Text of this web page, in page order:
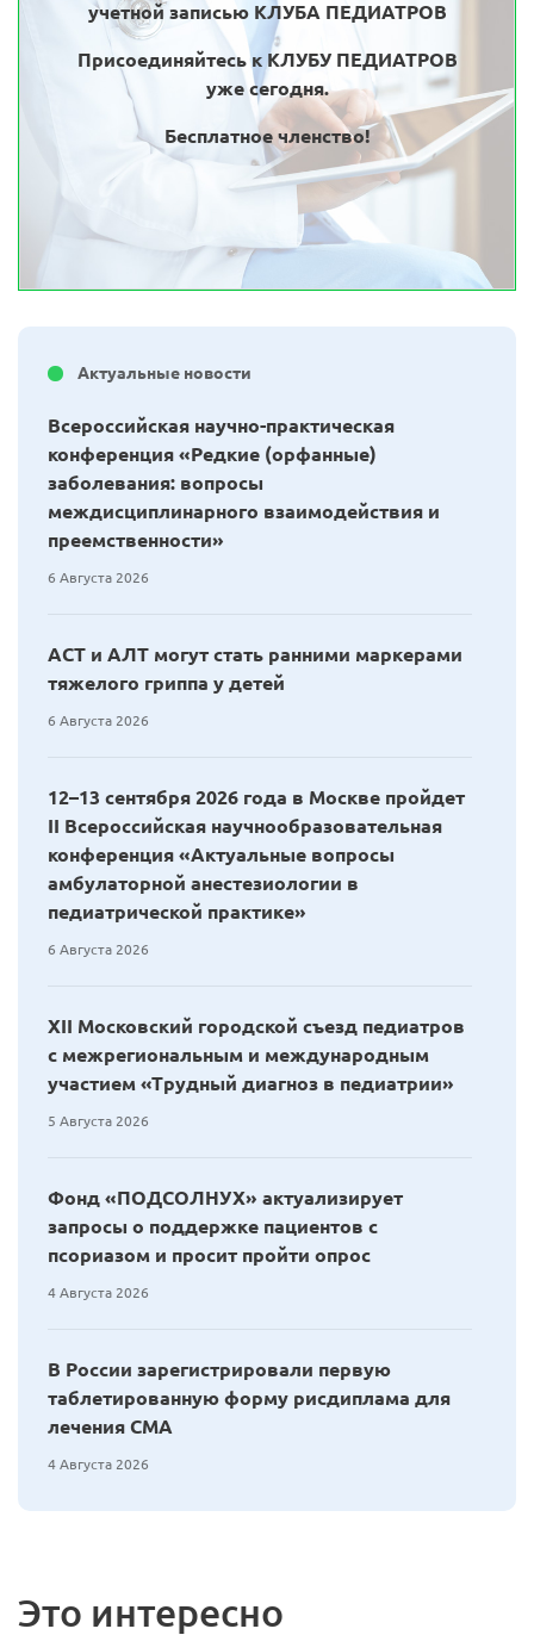
учетной записью КЛУБА ПЕДИАТРОВ
Присоединяйтесь к КЛУБУ ПЕДИАТРОВ
уже сегодня.
Бесплатное членство!
Актуальные новости
Всероссийская научно-практическая
конференция «Редкие (орфанные)
заболевания: вопросы
междисциплинарного взаимодействия и
преемственности»
6 Августа 2026
АСТ и АЛТ могут стать ранними маркерами
тяжелого гриппа у детей
6 Августа 2026
12–13 сентября 2026 года в Москве пройдет
II Всероссийская научнообразовательная
конференция «Актуальные вопросы
амбулаторной анестезиологии в
педиатрической практике»
6 Августа 2026
XII Московский городской съезд педиатров
с межрегиональным и международным
участием «Трудный диагноз в педиатрии»
5 Августа 2026
Фонд «ПОДСОЛНУХ» актуализирует
запросы о поддержке пациентов с
псориазом и просит пройти опрос
4 Августа 2026
В России зарегистрировали первую
таблетированную форму рисдиплама для
лечения СМА
4 Августа 2026
Это интересно